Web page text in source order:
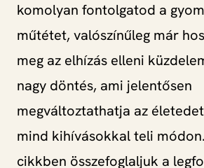
komolyan fontolgatod a
műtétet, valószínűleg már
meg az elhízás elleni
nagy döntés, ami jelentősen
megváltoztathatja az
mind kihívásokkal teli
cikkben összefoglaljuk a